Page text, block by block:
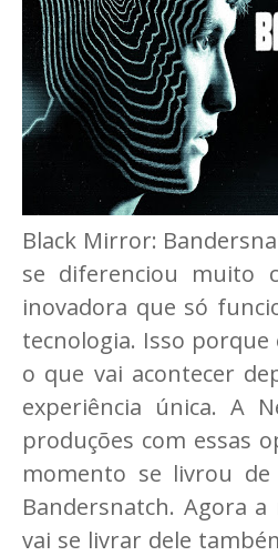
Black Mirror:
se diferenciou muito
inovadora que só
tecnologia. Isso porque
o que vai acontecer
experiência única. A
produções com essas
momento se livrou
Bandersnatch. Agora
vai se livrar dele